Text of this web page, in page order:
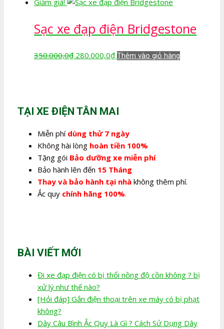
350.000,0₫.là:
280.000,0₫.
Giảm giá!
Sạc xe đạp điện Bridgestone
350.000,0₫ Giá
280.000,0₫Giá
Thêm vào giỏ hàng
TẠI XE ĐIỆN TÂN MAI
Miễn phí dùng thử 7 ngày
Không hài lòng hoàn tiền 100%
Tặng gói Bảo dưỡng xe miễn phí
Bảo hành lên đến 15 Tháng
Thay và bảo hành tại nhà không thêm phí.
Ắc quy chính hãng 100%.
BÀI VIẾT MỚI
Đi xe đạp điện có bị thổi nồng độ cồn không ? bị
xử lý như thế nào?
[Hỏi đáp] Gắn điện thoại trên xe máy có bị phạt
không?
Dây Câu Bình Ắc Quy Là Gì ? Cách Sử Dụng Dây